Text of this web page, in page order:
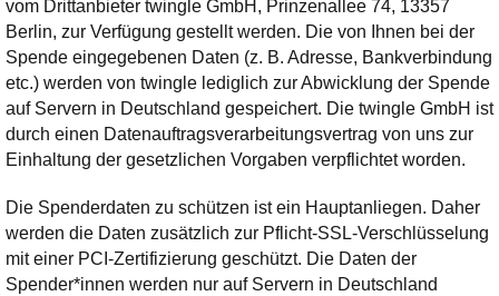
vom Drittanbieter twingle GmbH, Prinzenallee 74, 13357
Berlin, zur Verfügung gestellt werden. Die von Ihnen bei der
Spende eingegebenen Daten (z. B. Adresse, Bankverbindung
etc.) werden von twingle lediglich zur Abwicklung der Spende
auf Servern in Deutschland gespeichert. Die twingle GmbH ist
durch einen Datenauftragsverarbeitungsvertrag von uns zur
Einhaltung der gesetzlichen Vorgaben verpflichtet worden.
Die Spenderdaten zu schützen ist ein Hauptanliegen. Daher
werden die Daten zusätzlich zur Pflicht-SSL-Verschlüsselung
mit einer PCI-Zertifizierung geschützt. Die Daten der
Spender*innen werden nur auf Servern in Deutschland